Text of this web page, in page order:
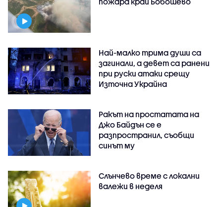
Най-малко трима души са
загинали, а девет са ранени
при руски атаки срещу
Източна Украйна
Ракът на простатата на
Джо Байдън се е
разпространил, съобщи
синът му
Слънчево време с локални
валежи в неделя